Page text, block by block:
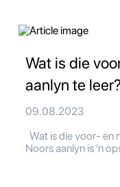
Wat is die
aanlyn te
09.08.2023
Wat is die voor- en
Noors aanlyn is 'n